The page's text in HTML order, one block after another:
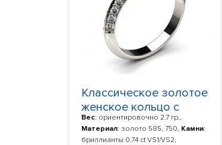
Классическое золотое
женское кольцо с
бриллиантами
2204509
Вес: ориентировочно 2.7 гр.,
Материал: золото 585, 750, Камни:
бриллианты 0.74 ct VS1/VS2,